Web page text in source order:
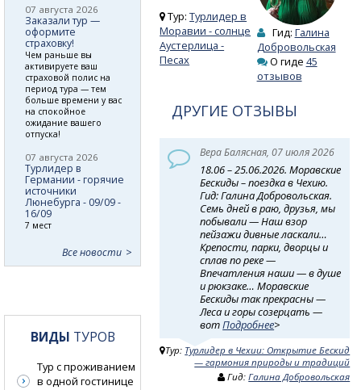
Тур:Турлидер в
Моравии - солнце
Аустерлица -
Песах
Гид: Галина
Добровольская
О гиде 45
отзывов
ДРУГИЕ ОТЗЫВЫ
Вера Балясная, 07 июля 2026
18.06 – 25.06.2026. Моравские
Бескиды – поездка в Чехию.
Гид: Галина Добровольская.
Семь дней в раю, друзья, мы
побывали — Наш взор
пейзажи дивные ласкали…
Крепости, парки, дворцы и
сплав по реке —
Впечатления наши — в душе
и рюкзаке… Моравские
Бескиды так прекрасны —
Леса и горы созерцать —
вотПодробнее>
Тур: Турлидер в Чехии: Открытие Бескид
— гармония природы и традиций
Гид:Галина Добровольская
07 августа 2026
Заказали тур —
оформите
страховку!
Чем раньше вы
активируете ваш
страховой полис на
период тура — тем
больше времени у вас
на спокойное
ожидание вашего
отпуска!
07 августа 2026
Турлидер в
Германии - горячие
источники
Люнебурга - 09/09 -
16/09
7 мест
Все новости
ВИДЫ ТУРОВ
Тур с проживанием
в одной гостинице